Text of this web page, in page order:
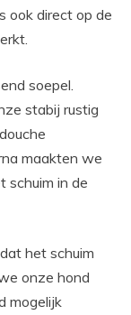
ook direct op de
soepel.
stabij rustig
maakten we
schuim in de
het schuim
onze hond
mogelijk